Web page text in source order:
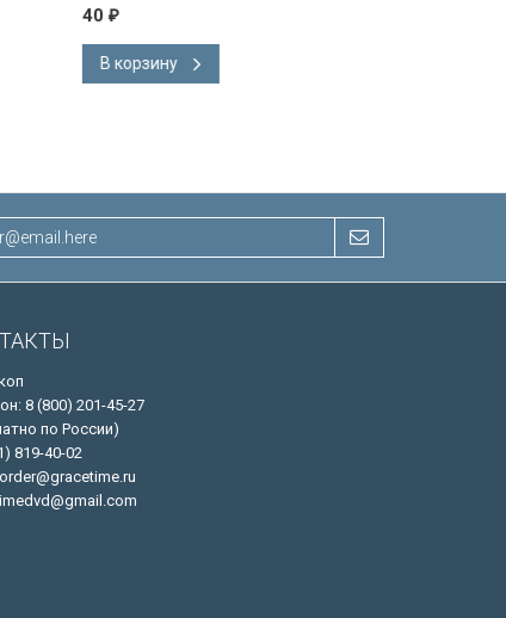
40₽
В корзину
8 (800) 201-45-27
по России)
819-40-02